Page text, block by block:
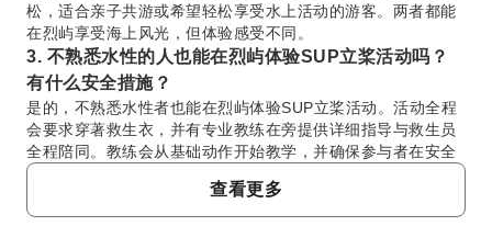
松，适合亲子共游或希望轻松享受水上活动的游客。两者都能
在烈屿享受海上风光，但体验感受不同。
3. 不熟悉水性的人也能在烈屿体验SUP立桨活动吗？
有什么安全措施？
是的，不熟悉水性者也能在烈屿体验SUP立桨活动。活动全程
会要求穿著救生衣，并有专业教练在旁提供详细指导与救生员
全程陪同。教练会从基础动作开始教学，并确保参与者在安全
水域内进行。即使不慎落水，救生衣也能提供足够浮力，确保
4. 烈屿独木舟体验需要准备哪些服装或装备？
查看更多